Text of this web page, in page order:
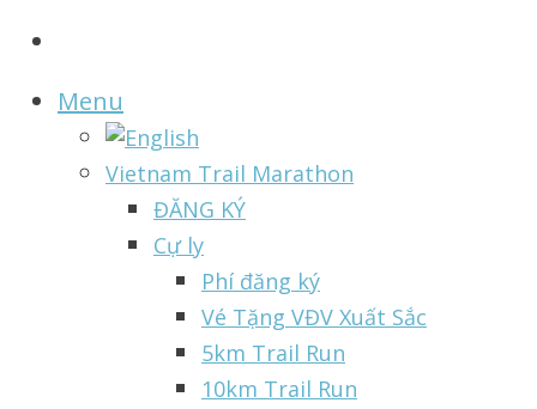
Menu
Vietnam Trail Marathon
ĐĂNG KÝ
Cự ly
Phí đăng ký
Vé Tặng VĐV Xuất Sắc
5km Trail Run
10km Trail Run